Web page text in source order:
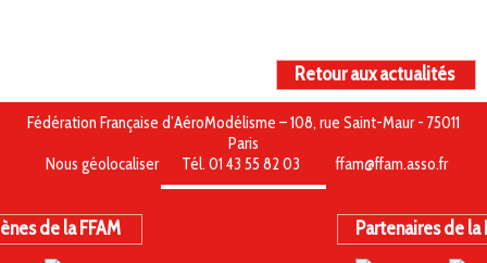
Retour aux actualités
Fédération Française d’AéroModélisme – 108, rue Saint-Maur - 75011
Paris
Nous géolocaliser
Tél. 01 43 55 82 03 ffam@ffam.asso.fr
de la FFAM Partenaires de la